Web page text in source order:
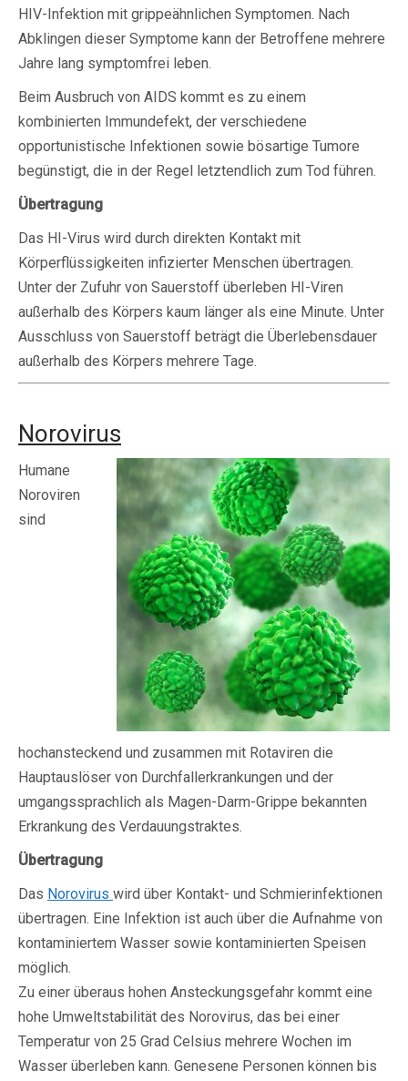
HIV-Infektion mit grippeähnlichen Symptomen. Nach
Abklingen dieser Symptome kann der Betroffene mehrere
Jahre lang symptomfrei leben.
Beim Ausbruch von AIDS kommt es zu einem
kombinierten Immundefekt, der verschiedene
opportunistische Infektionen sowie bösartige Tumore
begünstigt, die in der Regel letztendlich zum Tod führen.
Übertragung
Das HI-Virus wird durch direkten Kontakt mit
Körperflüssigkeiten infizierter Menschen übertragen.
Unter der Zufuhr von Sauerstoff überleben HI-Viren
außerhalb des Körpers kaum länger als eine Minute. Unter
Ausschluss von Sauerstoff beträgt die Überlebensdauer
außerhalb des Körpers mehrere Tage.
Norovirus
Humane
Noroviren
sind
hochansteckend und zusammen mit Rotaviren die
Hauptauslöser von Durchfallerkrankungen und der
umgangssprachlich als Magen-Darm-Grippe bekannten
Erkrankung des Verdauungstraktes.
Übertragung
Das Norovirus wird über Kontakt- und Schmierinfektionen
übertragen. Eine Infektion ist auch über die Aufnahme von
kontaminiertem Wasser sowie kontaminierten Speisen
möglich.
Zu einer überaus hohen Ansteckungsgefahr kommt eine
hohe Umweltstabilität des Norovirus, das bei einer
Temperatur von 25 Grad Celsius mehrere Wochen im
Wasser überleben kann. Genesene Personen können bis